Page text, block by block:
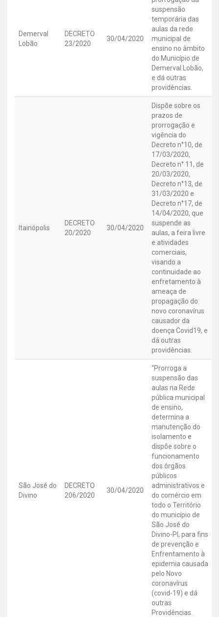
Demerval
Lobão
DECRETO
23/2020
30/04/2020
suspensão
temporária das
aulas da rede
municipal de
ensino no âmbito
do Município de
Demerval Lobão,
e dá outras
providências.
Itainópolis
DECRETO
20/2020
30/04/2020
Dispõe sobre os
prazos de
prorrogação e
vigência do
Decreto n°10, de
17/03/2020,
Decreto n° 11, de
20/03/2020,
Decreto n°13, de
31/03/2020 e
Decreto n°17, de
14/04/2020, que
suspende as
aulas, a feira livre
e atividades
comerciais,
visando a
continuidade ao
enfretamento à
ameaça de
propagação do
novo coronavírus
causador da
doença Covid19, e
dá outras
providências.
São José do
Divino
DECRETO
206/2020
30/04/2020
“Prorroga a
suspensão das
aulas na Rede
pública municipal
de ensino,
determina a
manutenção do
isolamento e
dispõe sobre o
funcionamento
dos órgãos
públicos
administrativos e
do comércio em
todo o Território
do município de
São José do
Divino-PI, para fins
de prevenção e
Enfrentamento à
epidemia causada
pelo Novo
coronavírus
(covid-19) e dá
outras
Providências.